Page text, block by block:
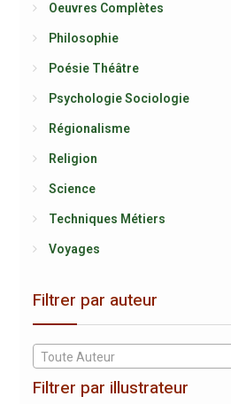
Oeuvres Complètes
Philosophie
Poésie Théâtre
Psychologie Sociologie
Régionalisme
Religion
Science
Techniques Métiers
Voyages
Filtrer par auteur
Toute Auteur
Filtrer par illustrateur